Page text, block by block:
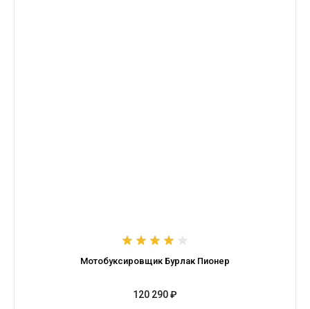
Мотобуксировщик Бурлак Пионер
120 290 ₽